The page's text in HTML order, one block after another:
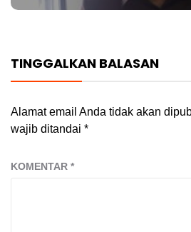
TINGGALKAN BALASAN
Alamat email Anda tidak akan
wajib ditandai *
KOMENTAR *